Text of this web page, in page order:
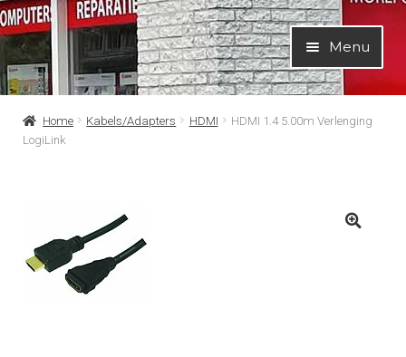
Ga
door
naar
navigatie
Ga
naar
de
inhoud
Menu
Home Kabels/Adapters HDMI
HDMI 1.4 5.00m Verlenging
LogiLink